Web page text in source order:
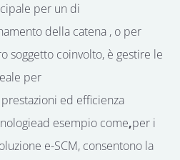
per un di
della catena , o per
soggetto coinvolto, è gestire le
per
prestazioni ed efficienza
ad esempio come,per i
e-SCM, consentono la